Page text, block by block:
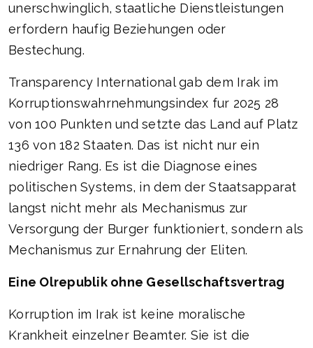
unerschwinglich, staatliche Dienstleistungen
erfordern haufig Beziehungen oder
Bestechung.
Transparency International gab dem Irak im
Korruptionswahrnehmungsindex fur 2025 28
von 100 Punkten und setzte das Land auf Platz
136 von 182 Staaten. Das ist nicht nur ein
niedriger Rang. Es ist die Diagnose eines
politischen Systems, in dem der Staatsapparat
langst nicht mehr als Mechanismus zur
Versorgung der Burger funktioniert, sondern als
Mechanismus zur Ernahrung der Eliten.
Eine Olrepublik ohne Gesellschaftsvertrag
Korruption im Irak ist keine moralische
Krankheit einzelner Beamter. Sie ist die